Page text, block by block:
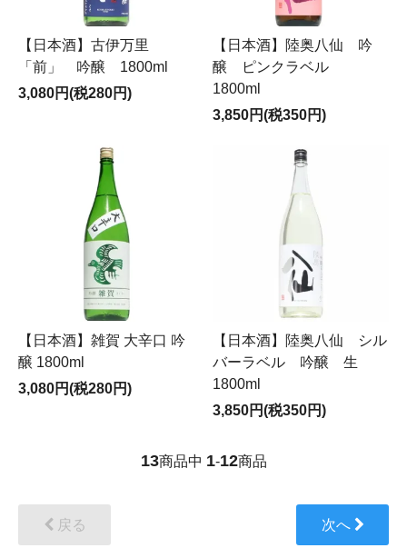
【日本酒】古伊万里
「前」 吟醸 1800ml
3,080円(税280円)
【日本酒】陸奥八仙 吟
醸 ピンクラベル
1800ml
3,850円(税350円)
【日本酒】雑賀 大辛口 吟
醸 1800ml
3,080円(税280円)
【日本酒】陸奥八仙 シル
バーラベル 吟醸 生
1800ml
3,850円(税350円)
13商品中 1-12商品
戻る 次へ